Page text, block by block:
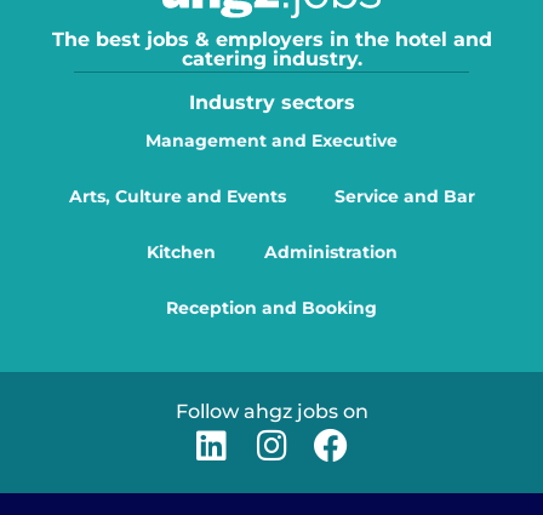
The best jobs & employers in the hotel and
catering industry.
Industry sectors
Management and Executive
Arts, Culture and Events Service and Bar
Kitchen Administration
Reception and Booking
Follow ahgz jobs on